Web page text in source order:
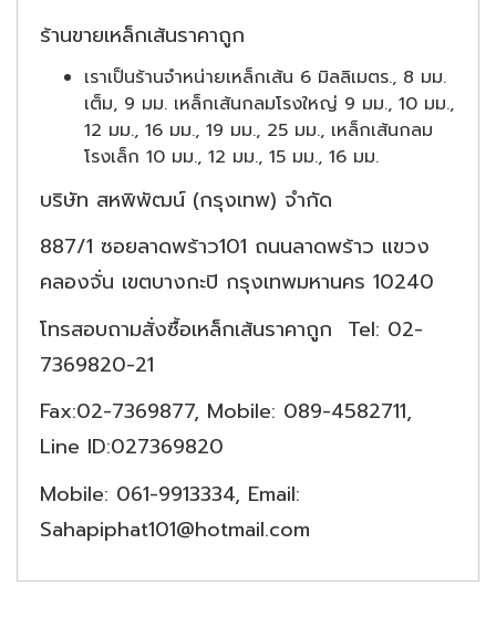
ร้านขายเหล็กเส้นราคาถูก
เราเป็นร้านจำหน่ายเหล็กเส้น 6 มิลลิเมตร., 8 มม.
เต็ม, 9 มม. เหล็กเส้นกลมโรงใหญ่ 9 มม., 10 มม.,
12 มม., 16 มม., 19 มม., 25 มม., เหล็กเส้นกลม
โรงเล็ก 10 มม., 12 มม., 15 มม., 16 มม.
บริษัท สหพิพัฒน์ (กรุงเทพ) จำกัด
887/1 ซอยลาดพร้าว101 ถนนลาดพร้าว แขวง
คลองจั่น เขตบางกะปิ กรุงเทพมหานคร 10240
โทรสอบถามสั่งซื้อเหล็กเส้นราคาถูก Tel: 02-
7369820-21
Fax:02-7369877, Mobile: 089-4582711,
Line ID:027369820
Mobile: 061-9913334, Email:
Sahapiphat101@hotmail.com